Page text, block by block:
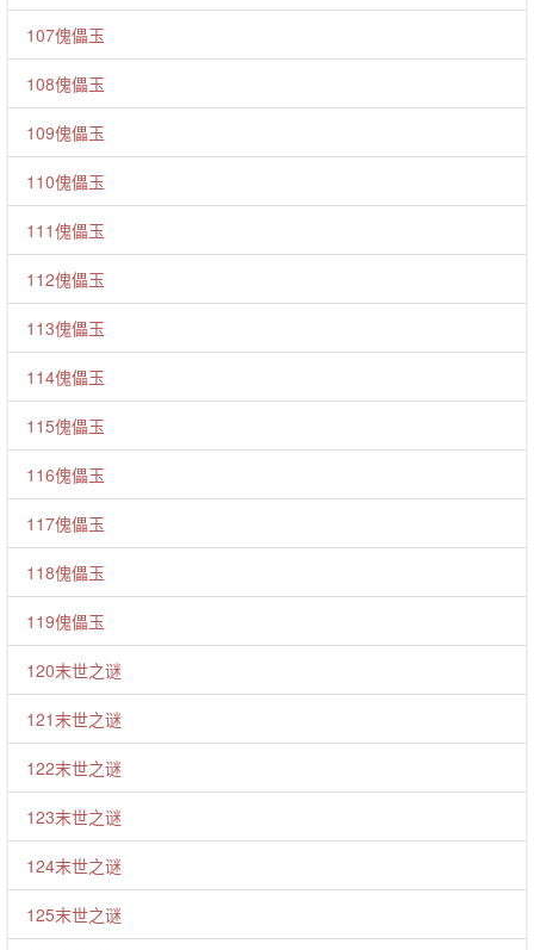
107傀儡玉
108傀儡玉
109傀儡玉
110傀儡玉
111傀儡玉
112傀儡玉
113傀儡玉
114傀儡玉
115傀儡玉
116傀儡玉
117傀儡玉
118傀儡玉
119傀儡玉
120末世之谜
121末世之谜
122末世之谜
123末世之谜
124末世之谜
125末世之谜